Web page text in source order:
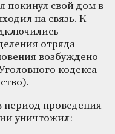
покинул свой дом в
на связь. К
отряда
возбуждено
кодекса
период проведения
уничтожил: